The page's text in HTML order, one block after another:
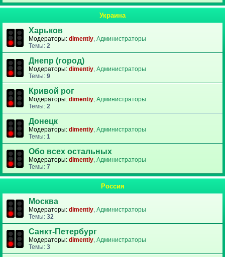
Украина
Харьков
Модераторы: dimentiy, Администраторы
Темы: 2
Днепр (город)
Модераторы: dimentiy, Администраторы
Темы: 9
Кривой рог
Модераторы: dimentiy, Администраторы
Темы: 2
Донецк
Модераторы: dimentiy, Администраторы
Темы: 1
Обо всех остальных
Модераторы: dimentiy, Администраторы
Темы: 7
Россия
Москва
Модераторы: dimentiy, Администраторы
Темы: 32
Санкт-Петербург
Модераторы: dimentiy, Администраторы
Темы: 3